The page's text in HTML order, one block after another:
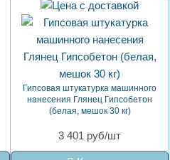
Гипсовая штукатурка машинного
нанесения Глянец Гипсобетон
(белая, мешок 30 кг)
3 401 руб/шт